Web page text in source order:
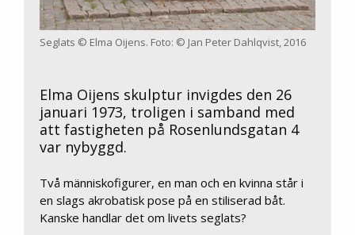
Seglats © Elma Oijens. Foto: © Jan Peter Dahlqvist, 2016
Elma Oijens skulptur invigdes den 26
januari 1973, troligen i samband med
att fastigheten på Rosenlundsgatan 4
var nybyggd.
Två människofigurer, en man och en kvinna står i
en slags akrobatisk pose på en stiliserad båt.
Kanske handlar det om livets seglats?